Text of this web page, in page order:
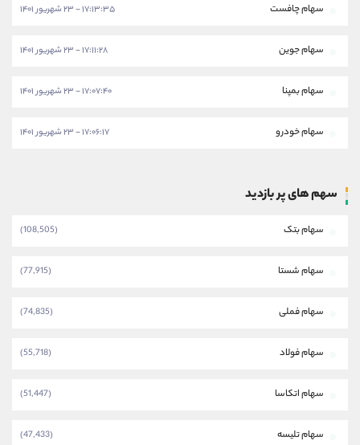
سهام چافست ۱۷:۱۳:۳۵ - ۲۳ شهریور ۱۴۰۱
سهام جوین ۱۷:۱۱:۲۸ - ۲۳ شهریور ۱۴۰۱
سهام بمپنا ۱۷:۰۷:۴۰ - ۲۳ شهریور ۱۴۰۱
سهام خودرو ۱۷:۰۶:۱۷ - ۲۳ شهریور ۱۴۰۱
سهم های پر بازدید
سهام بتک (108,505)
سهام شستا (77,915)
سهام فملی (74,835)
سهام فولاد (55,718)
سهام اتکاسا (51,447)
سهام تلیسه (47,433)